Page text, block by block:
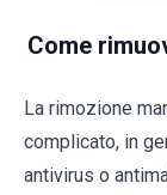
Come
La rimozione
complicato, in
antivirus o